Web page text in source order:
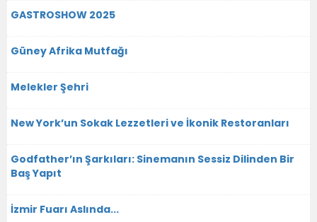
GASTROSHOW 2025
Güney Afrika Mutfağı
Melekler Şehri
New York’un Sokak Lezzetleri ve İkonik Restoranları
Godfather’ın Şarkıları: Sinemanın Sessiz Dilinden Bir
Baş Yapıt
İzmir Fuarı Aslında...